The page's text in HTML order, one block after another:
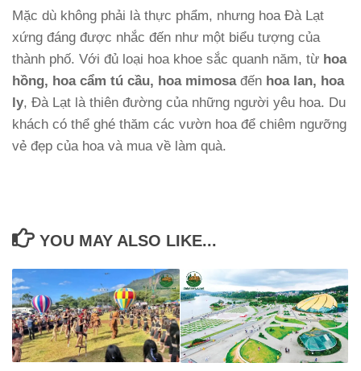
Mặc dù không phải là thực phẩm, nhưng hoa Đà Lạt
xứng đáng được nhắc đến như một biểu tượng của
thành phố. Với đủ loại hoa khoe sắc quanh năm, từ hoa
hồng, hoa cẩm tú cầu, hoa mimosađến hoa lan, hoa
ly, Đà Lạt là thiên đường của những người yêu hoa. Du
khách có thể ghé thăm các vườn hoa để chiêm ngưỡng
vẻ đẹp của hoa và mua về làm quà.
YOU MAY ALSO LIKE...